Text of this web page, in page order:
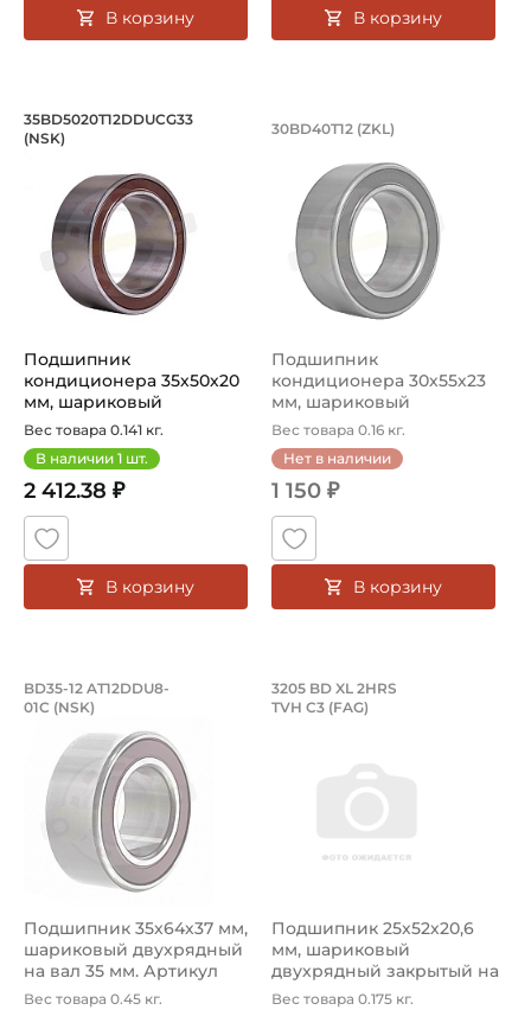
В корзину В корзину
Подшипник кондиционера 35х50х20
Подшипник кондиционера 35BD5020T12DDUCG33
35BD5020T12DDUCG33
(NSK)
Подшипник
кондиционера 35х50х20
мм, шариковый
двухрядный на вал 35 мм.
...
Вес товара 0.141 кг.
В наличии 1 шт.
2 412.38 ₽
В корзину
Подшипник
30BD40T12 (ZKL)
Подшипник
кондиционера 30х55х23
мм, шариковый
двухрядный на вал 30 мм.
...
Вес товара 0.16 кг.
Нет в наличии
1 150 ₽
В корзину
Подшипник 35х64х37 мм, шариковый
Подшипник BD35-12 AT12DDU8-01C от NSK — это
BD35-12 AT12DDU8-
01C (NSK)
Подшипник 35х64х37 мм,
шариковый двухрядный
на вал 35 мм. Артикул
BD35-...
Вес товара 0.45 кг.
Подшипник
Подшипник 3205 BD XL
3205 BD XL 2HRS
TVH C3 (FAG)
Подшипник 25х52х20,6
мм, шариковый
двухрядный закрытый на
вал 25 мм
Вес товара 0.175 кг.